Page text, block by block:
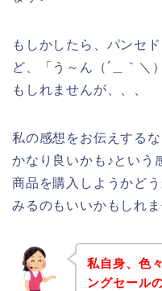
もしかしたら、パンセ
ど、「う～ん（´＿｀＼
もしれませんが、、、
私の感想をお伝えする
かなり良いかも♪という
商品を購入しようかど
みるのもいいかもしれ
私自身、色
ングセール